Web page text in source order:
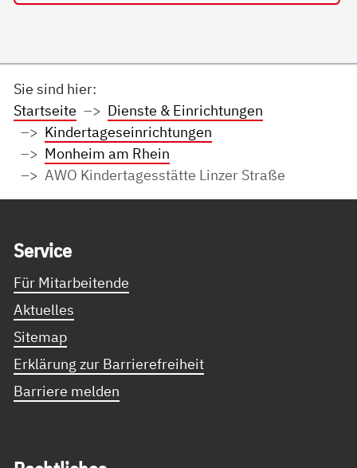
Sie sind hier:
Startseite
Dienste & Einrichtungen
Kindertageseinrichtungen
Monheim am Rhein
AWO Kindertagesstätte Linzer Straße
Ser­vice
Für Mitarbeitende
Aktuelles
Sitemap
Erklärung zur Barrierefreiheit
Barriere melden